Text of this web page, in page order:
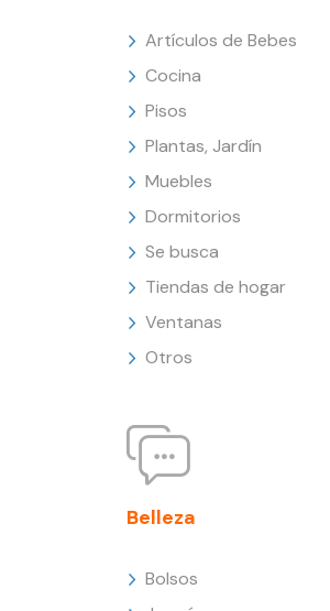
Artículos de Bebes
Cocina
Pisos
Plantas, Jardín
Muebles
Dormitorios
Se busca
Tiendas de hogar
Ventanas
Otros
Belleza
Bolsos